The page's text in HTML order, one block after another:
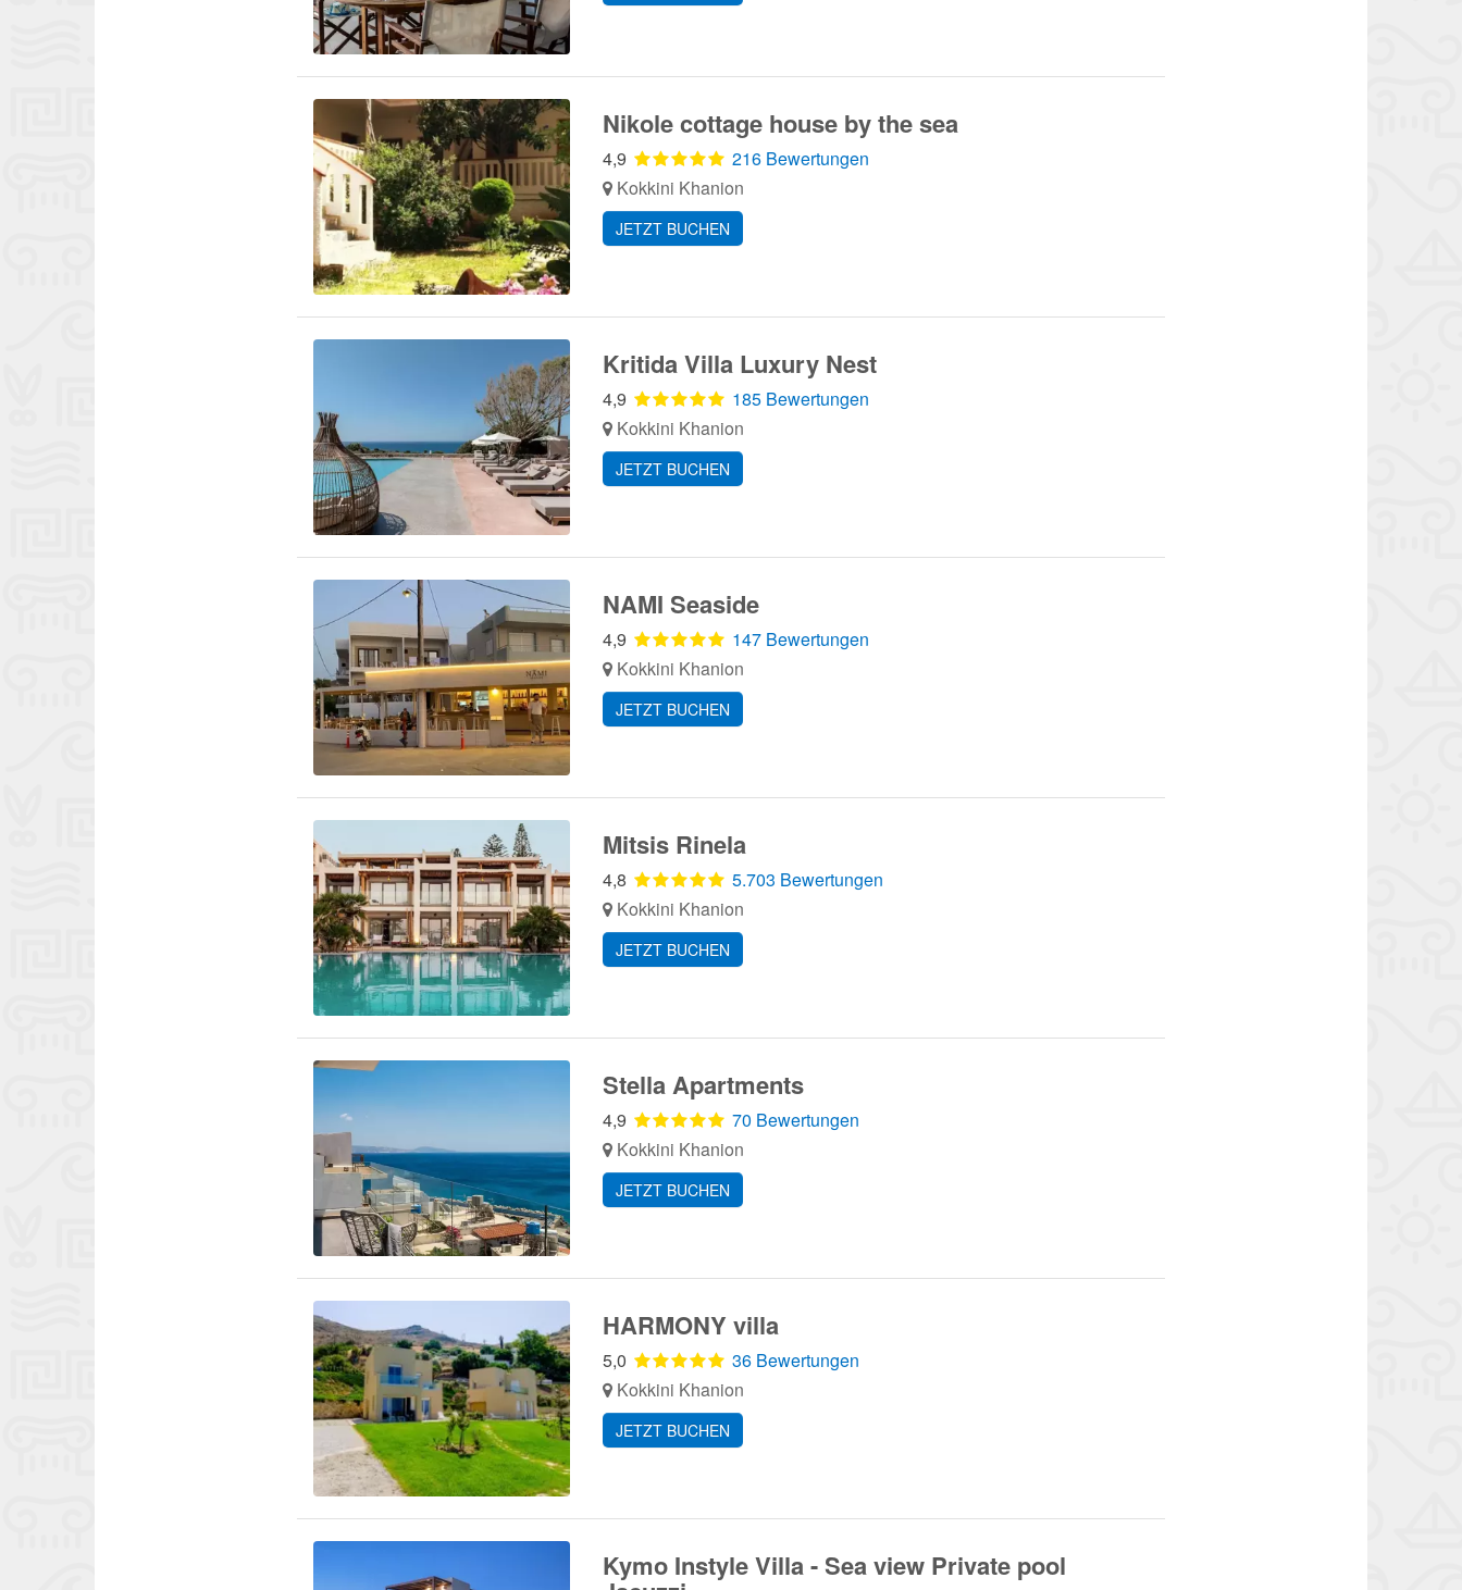
Nikole cottage house by the sea
4,9
216 Bewertungen
Kokkini Khanion
JETZT BUCHEN
Kritida Villa Luxury Nest
4,9
185 Bewertungen
Kokkini Khanion
JETZT BUCHEN
NAMI Seaside
4,9
147 Bewertungen
Kokkini Khanion
JETZT BUCHEN
Mitsis Rinela
4,8
5.703 Bewertungen
Kokkini Khanion
JETZT BUCHEN
Stella Apartments
4,9
70 Bewertungen
Kokkini Khanion
JETZT BUCHEN
HARMONY villa
5,0
36 Bewertungen
Kokkini Khanion
JETZT BUCHEN
Kymo Instyle Villa - Sea view Private pool